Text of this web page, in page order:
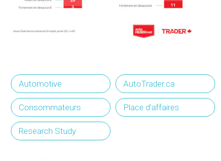
Automotive AutoTrader.ca
Consommateurs Place d’affaires
Research Study